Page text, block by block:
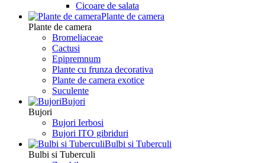
Сicoare de salata
Plante de camera
Plante de camera
Bromeliaceae
Cactusi
Epipremnum
Plante cu frunza decorativa
Plante de camera exotice
Suculente
Bujori
Bujori
Bujori Ierbosi
Bujori ITO gibriduri
Bulbi si Tuberculi
Bulbi si Tuberculi